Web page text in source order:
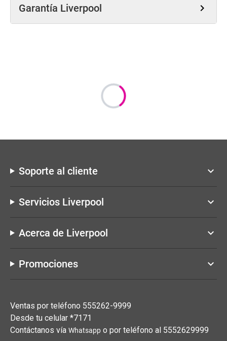
Garantía Liverpool chevron_right
Soporte al cliente keyboard_arrow_down
Servicios Liverpool keyboard_arrow_down
Acerca de Liverpool keyboard_arrow_down
Promociones keyboard_arrow_down
Ventas por teléfono 555262-9999
Desde tu celular *7171
Contáctanos vía Whatsapp o por teléfono al 5552629999